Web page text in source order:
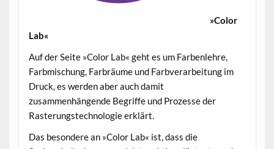
»Color
Lab«•
Auf der Seite »Color Lab« geht es um Farbenlehre,
Farbmischung, Farbräume und Farbverarbeitung im
Druck, es werden aber auch damit
zusammenhängende Begriffe und Prozesse der
Rasterungstechnologie erklärt.
Das besondere an »Color Lab« ist, dass die